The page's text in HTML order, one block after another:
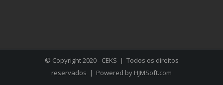
© Copyright 2020 - CEKS | Todos os direitos
reservados | Powered by HJMSoft.com